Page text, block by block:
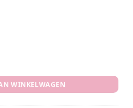
say taste the rainbow bitch aantal
WINKELWAGEN